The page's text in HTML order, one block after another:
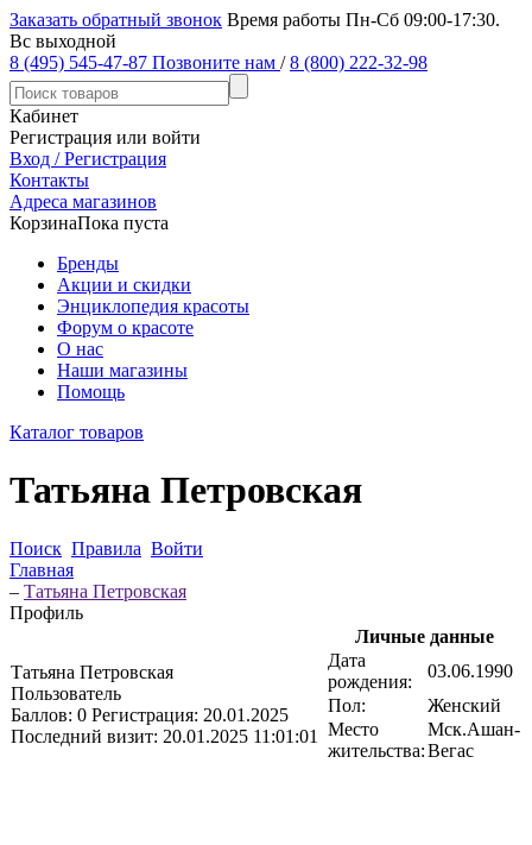
Заказать обратный звонок Время работы Пн-Сб 09:00-17:30.
Вс выходной
8 (495) 545-47-87 Позвоните нам / 8 (800) 222-32-98
Кабинет
Регистрация или войти
Вход / Регистрация
Контакты
Адреса магазинов
КорзинаПока пуста
Бренды
Акции и скидки
Энциклопедия красоты
Форум о красоте
О нас
Наши магазины
Помощь
Каталог товаров
Татьяна Петровская
Поиск Правила Войти
Главная
– Татьяна Петровская
Профиль
Татьяна Петровская
Пользователь
Баллов: 0 Регистрация: 20.01.2025
Последний визит: 20.01.2025 11:01:01
Личные данные
Дата
рождения:
03.06.1990
Пол:
Женский
Место
жительства:
Мск.Ашан-
Вегас